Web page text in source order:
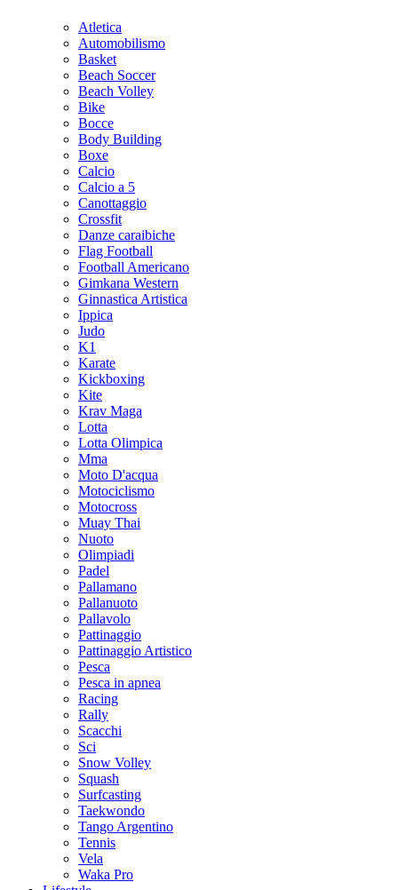
Atletica
Automobilismo
Basket
Beach Soccer
Beach Volley
Bike
Bocce
Body Building
Boxe
Calcio
Calcio a 5
Canottaggio
Crossfit
Danze caraibiche
Flag Football
Football Americano
Gimkana Western
Ginnastica Artistica
Ippica
Judo
K1
Karate
Kickboxing
Kite
Krav Maga
Lotta
Lotta Olimpica
Mma
Moto D'acqua
Motociclismo
Motocross
Muay Thai
Nuoto
Olimpiadi
Padel
Pallamano
Pallanuoto
Pallavolo
Pattinaggio
Pattinaggio Artistico
Pesca
Pesca in apnea
Racing
Rally
Scacchi
Sci
Snow Volley
Squash
Surfcasting
Taekwondo
Tango Argentino
Tennis
Vela
Waka Pro